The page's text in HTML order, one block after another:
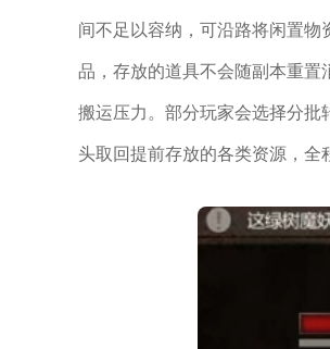
间不足以容纳，可沿路将闲置
品，存放的道具不会随副本重
搬运压力。部分玩家会选择分
头取回提前存放的各类资源，全